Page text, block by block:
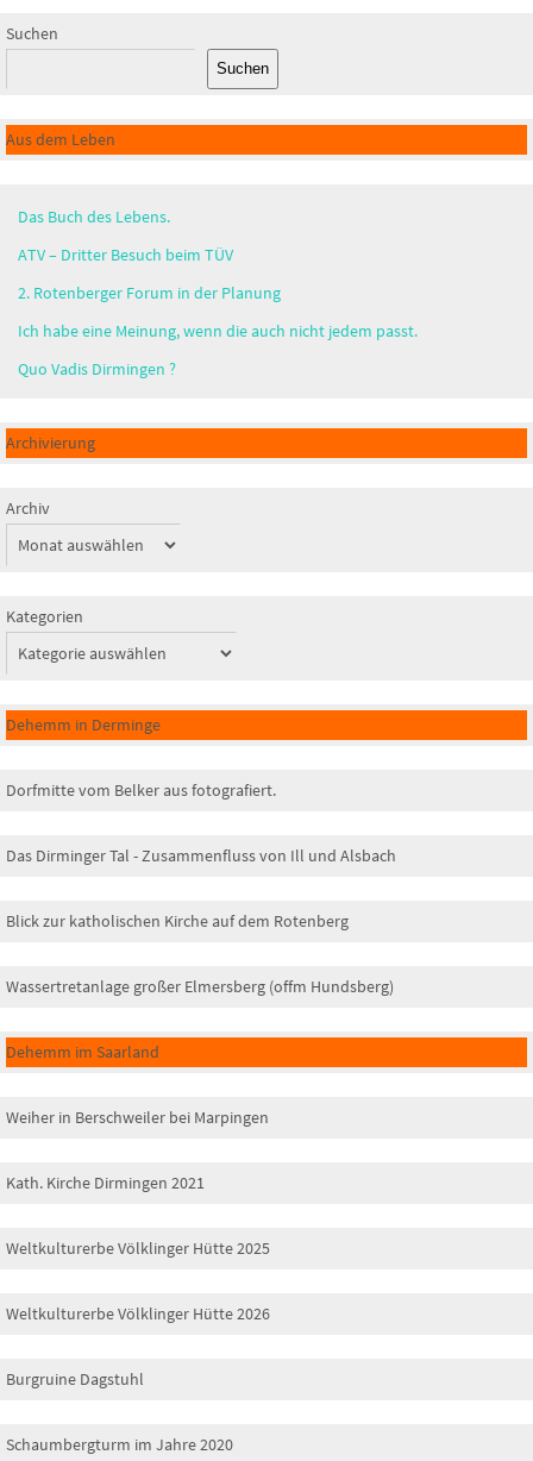
Suchen
Suchen
Aus dem Leben
Das Buch des Lebens.
ATV – Dritter Besuch beim TÜV
2. Rotenberger Forum in der Planung
Ich habe eine Meinung, wenn die auch nicht jedem passt.
Quo Vadis Dirmingen ?
Archivierung
Archiv
Kategorien
Dehemm in Derminge
Dorfmitte vom Belker aus fotografiert.
Das Dirminger Tal - Zusammenfluss von Ill und Alsbach
Blick zur katholischen Kirche auf dem Rotenberg
Wassertretanlage großer Elmersberg (offm Hundsberg)
Dehemm im Saarland
Weiher in Berschweiler bei Marpingen
Kath. Kirche Dirmingen 2021
Weltkulturerbe Völklinger Hütte 2025
Weltkulturerbe Völklinger Hütte 2026
Burgruine Dagstuhl
Schaumbergturm im Jahre 2020